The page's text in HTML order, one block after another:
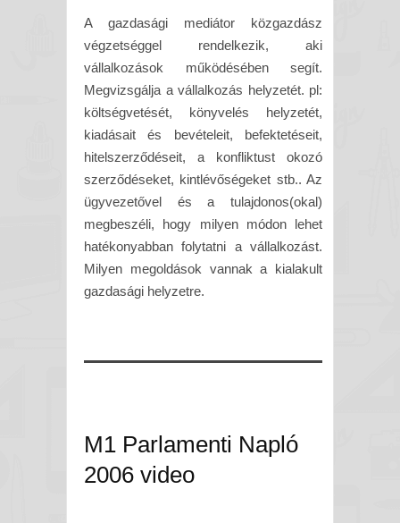
A gazdasági mediátor közgazdász
végzetséggel rendelkezik, aki
vállalkozások működésében segít.
Megvizsgálja a vállalkozás helyzetét. pl:
költségvetését, könyvelés helyzetét,
kiadásait és bevételeit, befektetéseit,
hitelszerződéseit, a konfliktust okozó
szerződéseket, kintlévőségeket stb.. Az
ügyvezetővel és a tulajdonos(okal)
megbeszéli, hogy milyen módon lehet
hatékonyabban folytatni a vállalkozást.
Milyen megoldások vannak a kialakult
gazdasági helyzetre.
M1 Parlamenti Napló
2006 video